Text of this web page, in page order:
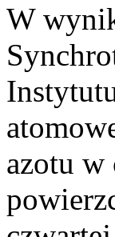
W
azotu w